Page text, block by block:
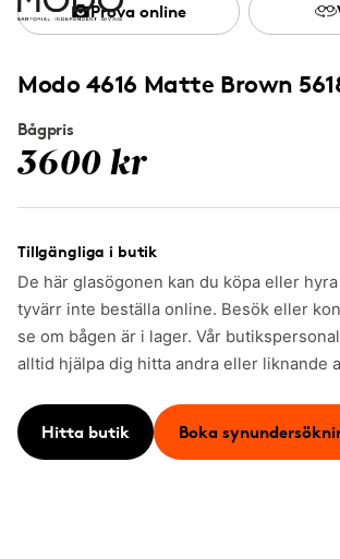
Modo 4616 Matte Brown
Bågpris
3600 kr
Tillgängliga i butik
De här glasögonen kan du köpa eller
tyvärr inte beställa online. Besök eller
se om bågen är i lager. Vår
alltid hjälpa dig hitta andra eller liknande
Hitta butik Boka
Prova online